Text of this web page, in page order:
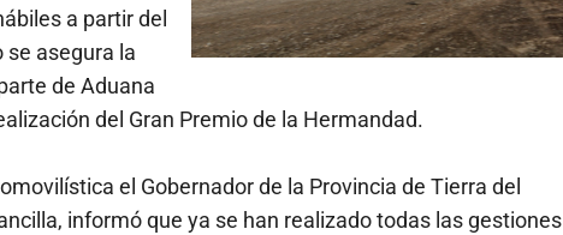
a partir del
se asegura la
de Aduana
del Gran Premio de la Hermandad.
el Gobernador de la Provincia de Tierra del
informó que ya se han realizado todas las gestiones